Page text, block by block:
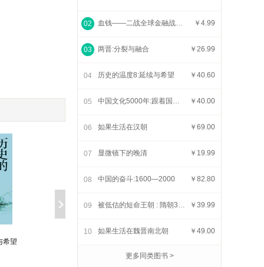
希望
学大师吕思勉,轻轻松松上
一堂明明白白的文化课
显微镜下的晚清
02 血钱——二战全球金融战纪实 ￥4.99
03 两晋:分裂与融合 ￥26.99
04 历史的温度8:延续与希望 ￥40.60
05 中国文化5000年:跟着国学大师吕思勉,轻轻松松上一堂明明白白的文化课 ￥40.00
06 如果生活在汉朝 ￥69.00
07 显微镜下的晚清 ￥19.99
08 中国的奋斗:1600—2000 ￥82.80
09 被低估的短命王朝 : 隋朝37年 ￥39.99
10 如果生活在魏晋南北朝 ￥49.00
更多同类图书 >